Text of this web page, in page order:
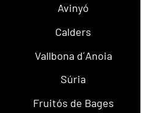
Avinyó
Calders
Vallbona d´Anoia
Súria
Fruitós de Bages